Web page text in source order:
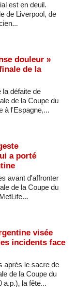
est en deuil.
de Liverpool, de
douleur »
de la
la défaite de
de la Coupe du
à l'Espagne,...
a porté
avant d'affronter
de la Coupe du
visée
incidents face
après le sacre de
de la Coupe du
a.p.), la fête...